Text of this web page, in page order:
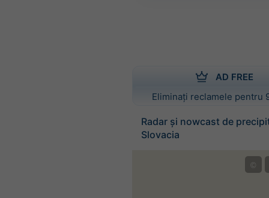
AD FREE
Eliminați reclamele pentru
Radar și nowcast de
Slovacia
©